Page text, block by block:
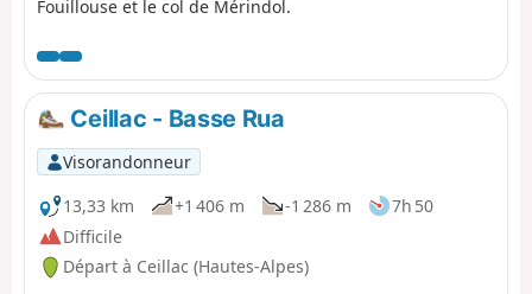
Fouillouse et le col de Mérindol.
Ceillac - Basse Rua
Visorandonneur
13,33 km
+1 406 m -1 286 m
7h 50
Difficile
Départ à Ceillac (Hautes-Alpes)